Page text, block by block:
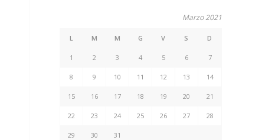
Marzo 2021
L M M G V S D
1 2 3 4 5 6 7
8 9 10 11 12 13 14
15 16 17 18 19 20 21
22 23 24 25 26 27 28
29 30 31